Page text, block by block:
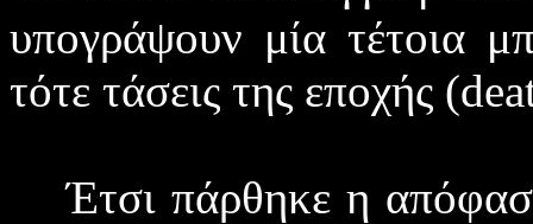
υπογράψουν μία τέτοια
τότε τάσεις της εποχής (
Έτσι πάρθηκε η